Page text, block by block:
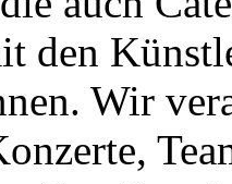
den
Wir